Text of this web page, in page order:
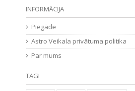
INFORMĀCIJA
Piegāde
Astro Veikala privātuma politika
Par mums
TAGI